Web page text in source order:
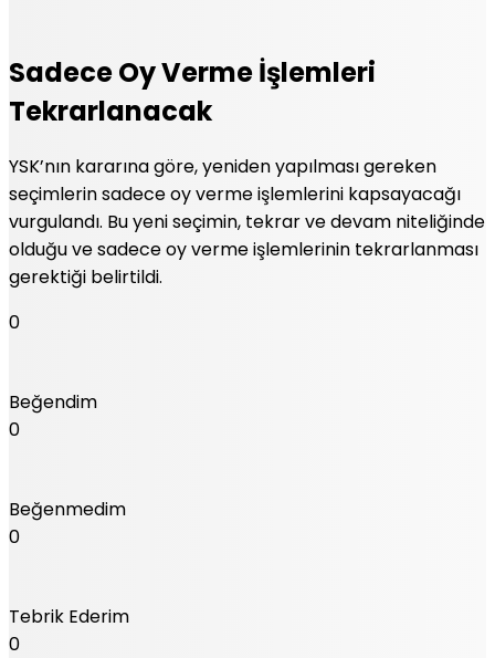
Sadece Oy Verme İşlemleri
Tekrarlanacak
YSK’nın kararına göre, yeniden yapılması gereken
seçimlerin sadece oy verme işlemlerini kapsayacağı
vurgulandı. Bu yeni seçimin, tekrar ve devam niteliğinde
olduğu ve sadece oy verme işlemlerinin tekrarlanması
gerektiği belirtildi.
0
Beğendim
0
Beğenmedim
0
Tebrik Ederim
0